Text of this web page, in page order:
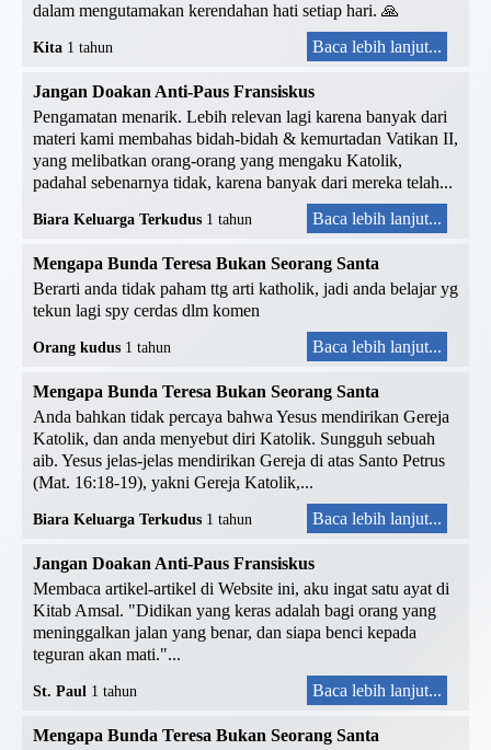
dalam mengutamakan kerendahan hati setiap hari. 🙏
Kita 1 tahun Baca lebih lanjut...
Jangan Doakan Anti-Paus Fransiskus
Pengamatan menarik. Lebih relevan lagi karena banyak dari
materi kami membahas bidah-bidah & kemurtadan Vatikan II,
yang melibatkan orang-orang yang mengaku Katolik,
padahal sebenarnya tidak, karena banyak dari mereka telah...
Biara Keluarga Terkudus 1 tahun Baca lebih lanjut...
Mengapa Bunda Teresa Bukan Seorang Santa
Berarti anda tidak paham ttg arti katholik, jadi anda belajar yg
tekun lagi spy cerdas dlm komen
Orang kudus 1 tahun Baca lebih lanjut...
Mengapa Bunda Teresa Bukan Seorang Santa
Anda bahkan tidak percaya bahwa Yesus mendirikan Gereja
Katolik, dan anda menyebut diri Katolik. Sungguh sebuah
aib. Yesus jelas-jelas mendirikan Gereja di atas Santo Petrus
(Mat. 16:18-19), yakni Gereja Katolik,...
Biara Keluarga Terkudus 1 tahun Baca lebih lanjut...
Jangan Doakan Anti-Paus Fransiskus
Membaca artikel-artikel di Website ini, aku ingat satu ayat di
Kitab Amsal. "Didikan yang keras adalah bagi orang yang
meninggalkan jalan yang benar, dan siapa benci kepada
teguran akan mati."...
St. Paul 1 tahun Baca lebih lanjut...
Mengapa Bunda Teresa Bukan Seorang Santa